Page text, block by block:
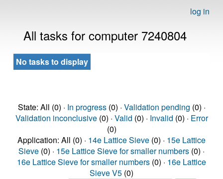
log in
All tasks for computer 7240804
No tasks to display
State: All (0) · In progress(0) · Validation pending (0) ·
Validation inconclusive(0) · Valid (0) · Invalid (0) · Error
(0)
Application: All (0) · 14e Lattice Sieve (0) · 15e Lattice
Sieve (0) · 15e Lattice Sieve for smaller numbers (0) ·
16e Lattice Sieve for smaller numbers (0) · 16e Lattice
Sieve V5 (0)